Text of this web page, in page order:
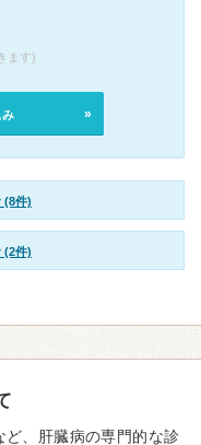
ます)
(8件)
(2件)
ど、肝臓病の専門的な診